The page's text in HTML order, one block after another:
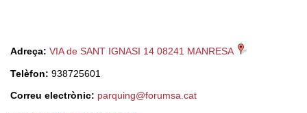
Adreça: VIA de SANT IGNASI 14 08241 MANRESA
Telèfon: 938725601
Correu electrònic: parquing@forumsa.cat